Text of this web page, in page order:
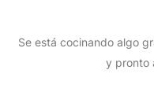
Se está cocinando algo
y pronto